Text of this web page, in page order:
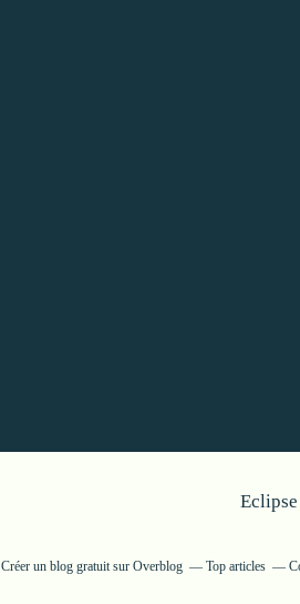
Créer un blog gratuit sur Overblog Top articles